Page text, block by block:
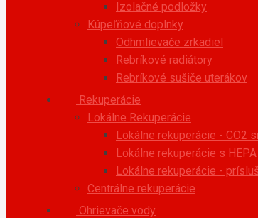
Izolačné podložky
Kúpeľňové doplnky
Odhmlievače zrkadiel
Rebríkové radiátory
Rebríkové sušiče uterákov
Rekuperácie
Lokálne Rekuperácie
Lokálne rekuperácie - CO2
Lokálne rekuperácie s
Lokálne rekuperácie -
Centrálne rekuperácie
Ohrievače vody